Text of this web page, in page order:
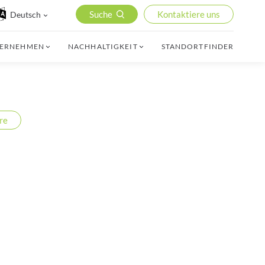
Deutsch Suche Kontaktiere uns
NACHHALTIGKEIT STANDORTFINDER